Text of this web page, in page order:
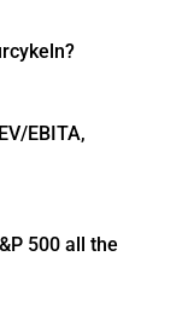
EBITA,
500 all the